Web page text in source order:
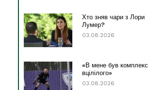
Хто зняв чари з Лори
Лумер?
03.08.2026
«В мене був комплекс
вцілілого»
03.08.2026